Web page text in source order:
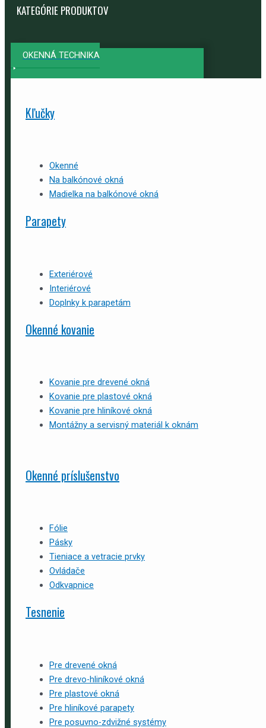
KATEGÓRIE PRODUKTOV
OKENNÁ TECHNIKA
Kľučky
Okenné
Na balkónové okná
Madielka na balkónové okná
Parapety
Exteriérové
Interiérové
Doplnky k parapetám
Okenné kovanie
Kovanie pre drevené okná
Kovanie pre plastové okná
Kovanie pre hliníkové okná
Montážny a servisný materiál k oknám
Okenné príslušenstvo
Fólie
Pásky
Tieniace a vetracie prvky
Ovládače
Odkvapnice
Tesnenie
Pre drevené okná
Pre drevo-hliníkové okná
Pre plastové okná
Pre hliníkové parapety
Pre posuvno-zdvižné systémy